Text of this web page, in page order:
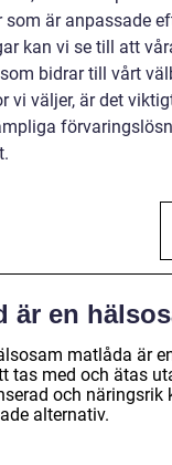
som är anpassade
kan vi se till att
bidrar till vårt
vi väljer, är det
är en
matlåda är
tas med och ätas
och näringsrik
alternativ.